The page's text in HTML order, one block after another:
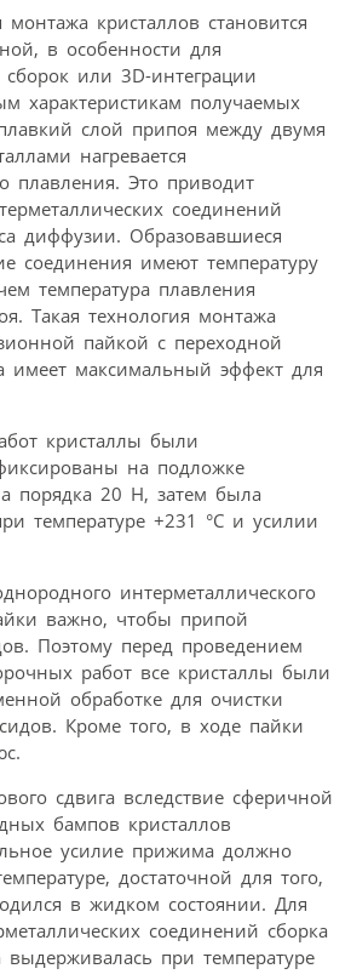
кристаллов становится
в особенности для
или 3D-интеграции
характеристикам получаемых
слой припоя между двумя
нагревается
плавления. Это приводит
соединений
диффузии. Образовавшиеся
соединения имеют температуру
температура плавления
Такая технология монтажа
пайкой с переходной
имеет максимальный эффект для
кристаллы были
на подложке
порядка 20 Н, затем была
температуре +231 °С и усилии
интерметаллического
важно, чтобы припой
Поэтому перед проведением
работ все кристаллы были
обработке для очистки
Кроме того, в ходе пайки
сдвига вследствие сферичной
бампов кристаллов
усилие прижима должно
достаточной для того,
в жидком состоянии. Для
соединений сборка
выдерживалась при температуре